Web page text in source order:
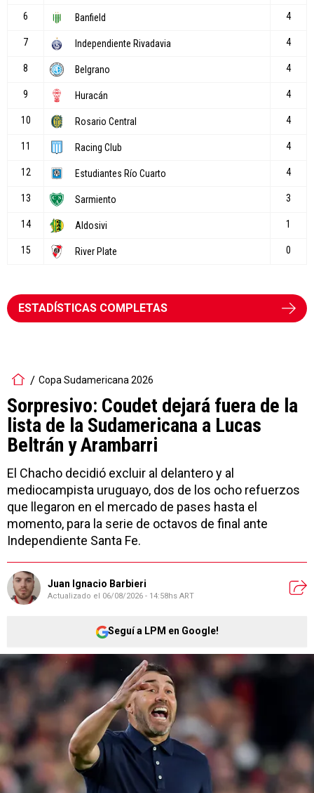
ESTADÍSTICAS COMPLETAS
Copa Sudamericana 2026
Sorpresivo: Coudet dejará fuera de la
lista de la Sudamericana a Lucas
Beltrán y Arambarri
El Chacho decidió excluir al delantero y al
mediocampista uruguayo, dos de los ocho refuerzos
que llegaron en el mercado de pases hasta el
momento, para la serie de octavos de final ante
Independiente Santa Fe.
Juan Ignacio Barbieri
Actualizado el 06/08/2026 - 14:58hs ART
Seguí a LPM en Google!